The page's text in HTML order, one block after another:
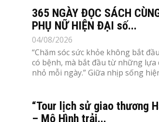
365 NGÀY ĐỌC SÁCH
PHỤ NỮ HIỆN ĐẠI số...
04/08/2026
“Chăm sóc sức khỏe không bắt
có bệnh, mà bắt đầu từ những lựa
nhỏ mỗi ngày.” Giữa nhịp sống
“Tour lịch sử giao thương
– Mô Hình trải...